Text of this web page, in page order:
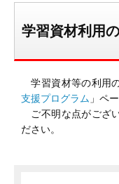
学習資材利用
学習資材等の利用
支援プログラム 」ペ
ご不明な点がござ
ださい。